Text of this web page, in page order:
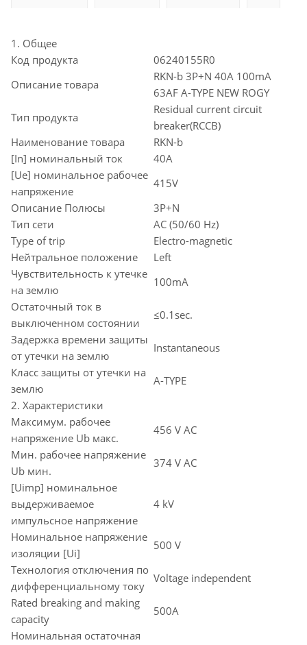
1. Общее
Код продукта
06240155R0
Описание товара
RKN-b 3P+N 40A 100mA
63AF A-TYPE NEW ROGY
Тип продукта
Residual current circuit
breaker(RCCB)
Наименование товара
RKN-b
[In] номинальный ток
40A
[Ue] номинальное рабочее
напряжение
415V
Описание Полюсы
3P+N
Тип сети
AC (50/60 Hz)
Type of trip
Electro-magnetic
Нейтральное положение
Left
Чувствительность к утечке
на землю
100mA
Остаточный ток в
выключенном состоянии
≤0.1sec.
Задержка времени защиты
от утечки на землю
Instantaneous
Класс защиты от утечки на
землю
A-TYPE
2. Характеристики
Максимум. рабочее
напряжение Ub макс.
456 V AC
Мин. рабочее напряжение
Ub мин.
374 V AC
[Uimp] номинальное
выдерживаемое
импульсное напряжение
4 kV
Номинальное напряжение
изоляции [Ui]
500 V
Технология отключения по
дифференциальному току
Voltage independent
Rated breaking and making
capacity
500A
Номинальная остаточная